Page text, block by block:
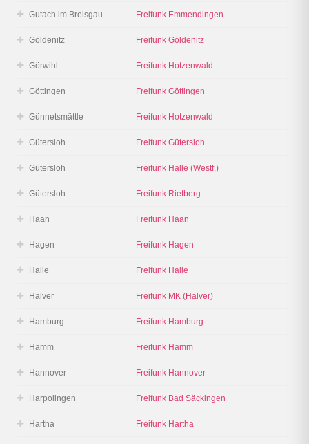
Gutach im Breisgau Freifunk Emmendingen
Göldenitz Freifunk Göldenitz
Görwihl Freifunk Hotzenwald
Göttingen Freifunk Göttingen
Günnetsmättle Freifunk Hotzenwald
Gütersloh Freifunk Gütersloh
Gütersloh Freifunk Halle (Westf.)
Gütersloh Freifunk Rietberg
Haan Freifunk Haan
Hagen Freifunk Hagen
Halle Freifunk Halle
Halver Freifunk MK (Halver)
Hamburg Freifunk Hamburg
Hamm Freifunk Hamm
Hannover Freifunk Hannover
Harpolingen Freifunk Bad Säckingen
Hartha Freifunk Hartha